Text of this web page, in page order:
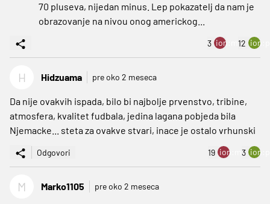
70 pluseva, nijedan minus. Lep pokazatelj da nam je
obrazovanje na nivou onog americkog...
3 ion:minus
12
H Hidzuama pre oko 2 meseca
Da nije ovakvih ispada, bilo bi najbolje prvenstvo, tribine,
atmosfera, kvalitet fudbala, jedina lagana pobjeda bila
Njemacke... steta za ovakve stvari, inace je ostalo vrhunski
Odgovori 19 ion:minus
3
M Marko1105 pre oko 2 meseca